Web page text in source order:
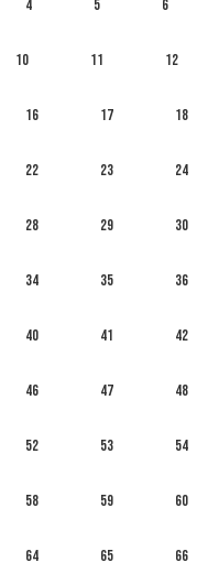
4 5 6
10 11 12
16 17 18
22 23 24
28 29 30
34 35 36
40 41 42
46 47 48
52 53 54
58 59 60
64 65 66